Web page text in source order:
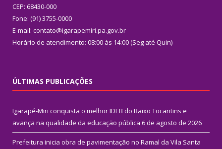
CEP: 68430-000
Fone: (91) 3755-0000
E-mail: contato@igarapemiri.pa.gov.br
Horário de atendimento: 08:00 às 14:00 (Seg até Quin)
ÚLTIMAS PUBLICAÇÕES
Igarapé-Miri conquista o melhor IDEB do Baixo Tocantins e
avança na qualidade da educação pública 6 de agosto de 2026
Prefeitura inicia obra de pavimentação no Ramal da Vila Santa